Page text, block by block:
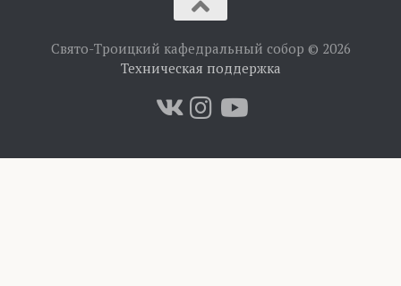
Свято-Троицкий кафедральный собор © 2026
Техническая поддержка